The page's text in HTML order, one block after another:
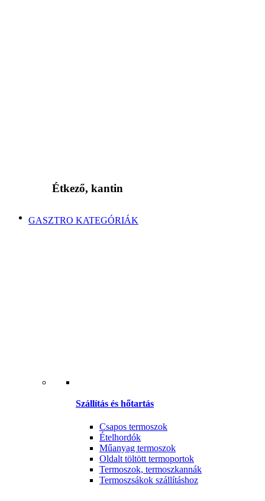
Étkező, kantin
GASZTRO KATEGÓRIÁK
Szállítás és hőtartás
Csapos termoszok
Ételhordók
Műanyag termoszok
Oldalt töltött termoportok
Termoszok, termoszkannák
Termoszsákok szállításhoz